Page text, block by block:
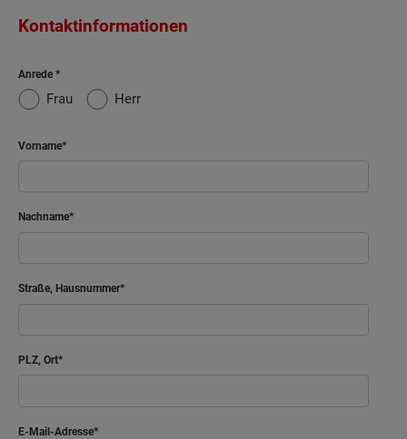
Kontaktinformationen
Anrede
Frau Herr
Vorname
Nachname
Straße, Hausnummer
PLZ, Ort
E-Mail-Adresse